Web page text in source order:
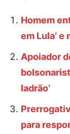
Homem
em Lula’
Apoiador
ladrão’
para